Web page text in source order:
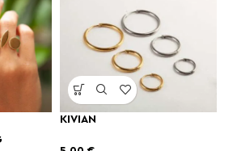
KIVIAN